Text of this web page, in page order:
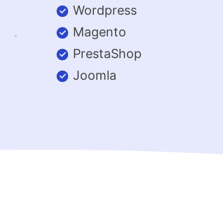
Wordpress
Magento
PrestaShop
Joomla